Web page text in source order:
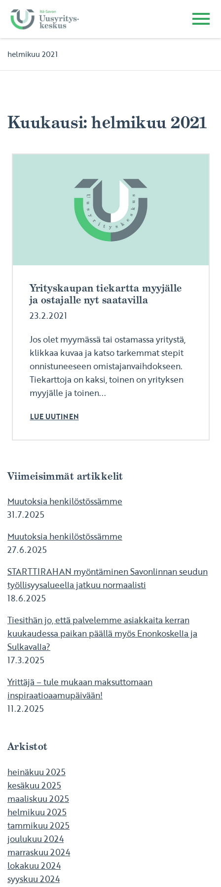
helmikuu 2021
Kuukausi:helmikuu 2021
Yrityskaupan tiekartta myyjälle
ja ostajalle nyt saatavilla
23.2.2021
Jos olet myymässä tai ostamassa yritystä,
klikkaa kuvaa ja katso tarkemmat stepit
onnistuneeseen omistajanvaihdokseen.
Tiekarttoja on kaksi, toinen on yrityksen
myyjälle ja toinen...
LUE UUTINEN
Viimeisimmät artikkelit
Muutoksia henkilöstössämme
31.7.2025
Muutoksia henkilöstössämme
27.6.2025
STARTTIRAHAN myöntäminen Savonlinnan seudun
työllisyysalueella jatkuu normaalisti
18.6.2025
Tiesithän jo, että palvelemme asiakkaita kerran
kuukaudessa paikan päällä myös Enonkoskella ja
Sulkavalla?
17.3.2025
Yrittäjä – tule mukaan maksuttomaan
inspiraatioaamupäivään!
11.2.2025
Arkistot
heinäkuu 2025
kesäkuu 2025
maaliskuu 2025
helmikuu 2025
tammikuu 2025
joulukuu 2024
marraskuu 2024
lokakuu 2024
syyskuu 2024